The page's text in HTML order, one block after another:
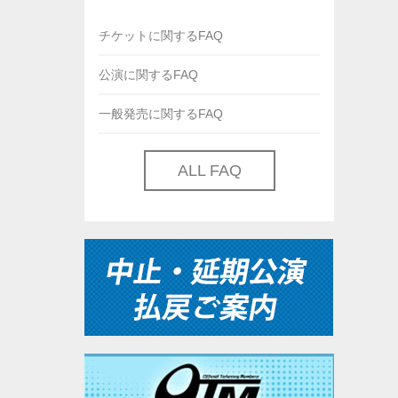
チケットに関するFAQ
公演に関するFAQ
一般発売に関するFAQ
ALL FAQ